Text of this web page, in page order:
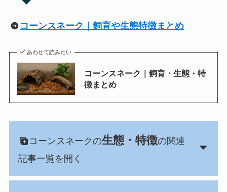
コーンスネーク｜飼育や生態特徴まとめ
あわせて読みたい
コーンスネーク｜飼育・生態・特
徴まとめ
コーンスネークの生態・特徴の関連
記事一覧を開く